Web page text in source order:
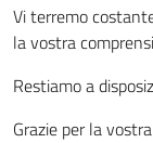
Vi terremo
la vostra
Restiamo a
Grazie per la